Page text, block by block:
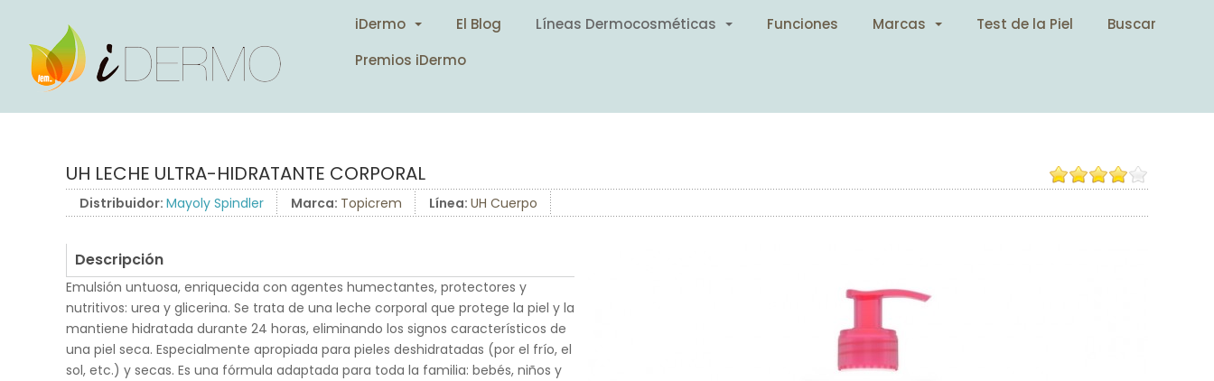
iDermo El Blog Líneas Dermocosméticas Funciones Marcas Test de la Piel
Buscar
Premios iDermo
UH LECHE ULTRA-HIDRATANTE CORPORAL
Distribuidor: Mayoly Spindler Marca: Topicrem Línea: UH Cuerpo
Descripción
Emulsión untuosa, enriquecida con agentes humectantes, protectores y
nutritivos: urea y glicerina. Se trata de una leche corporal que protege la piel y la
mantiene hidratada durante 24 horas, eliminando los signos característicos de
una piel seca. Especialmente apropiada para pieles deshidratadas (por el frío, el
sol, etc.) y secas. Es una fórmula adaptada para toda la familia: bebés, niños y